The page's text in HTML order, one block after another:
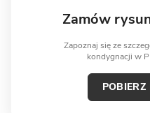
Zamów
Zapoznaj się ze
kondygnacji w